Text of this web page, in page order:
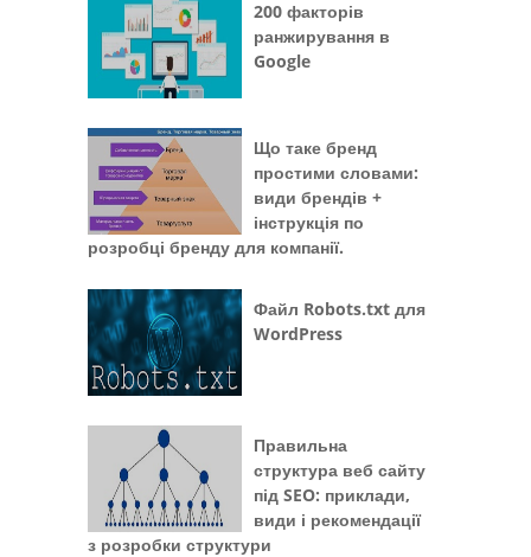
200 факторів
ранжирування в
Google
Що таке бренд
простими словами:
види брендів +
інструкція по
розробці бренду для компанії.
Файл Robots.txt для
WordPress
Правильна
структура веб сайту
під SEO: приклади,
види і рекомендації
з розробки структури